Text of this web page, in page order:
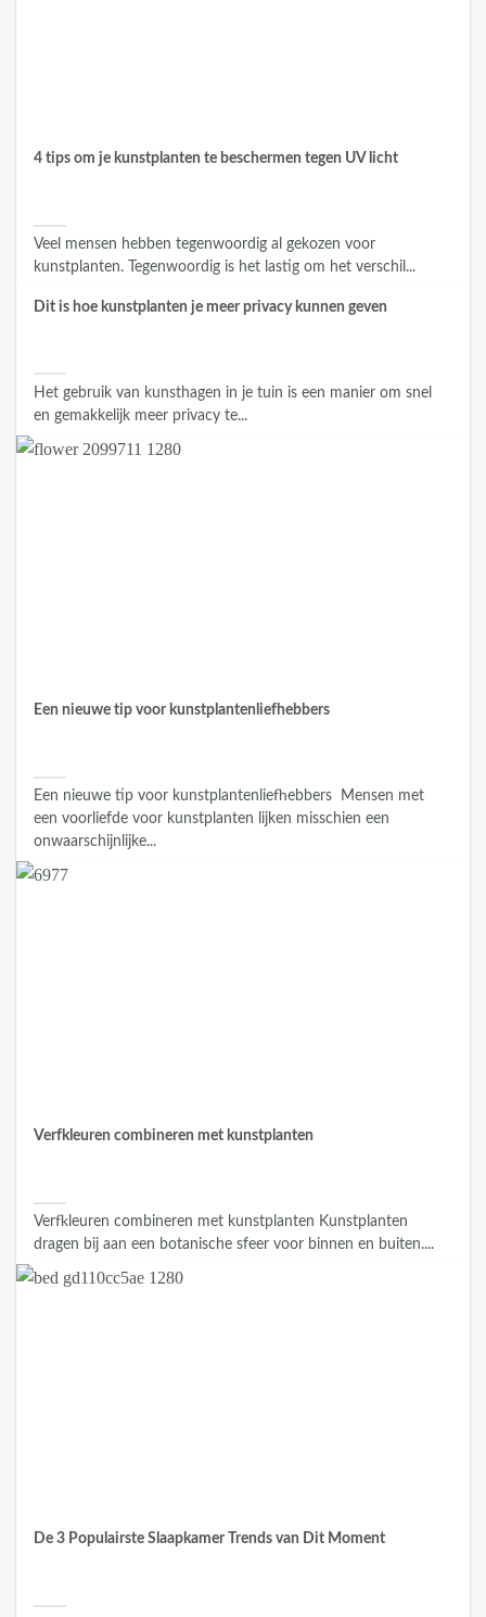
4 tips om je kunstplanten te beschermen tegen UV licht
Veel mensen hebben tegenwoordig al gekozen voor
kunstplanten. Tegenwoordig is het lastig om het verschil...
Dit is hoe kunstplanten je meer privacy kunnen geven
Het gebruik van kunsthagen in je tuin is een manier om snel
en gemakkelijk meer privacy te...
Een nieuwe tip voor kunstplantenliefhebbers
Een nieuwe tip voor kunstplantenliefhebbers Mensen met
een voorliefde voor kunstplanten lijken misschien een
onwaarschijnlijke...
Verfkleuren combineren met kunstplanten
Verfkleuren combineren met kunstplanten Kunstplanten
dragen bij aan een botanische sfeer voor binnen en buiten....
De 3 Populairste Slaapkamer Trends van Dit Moment